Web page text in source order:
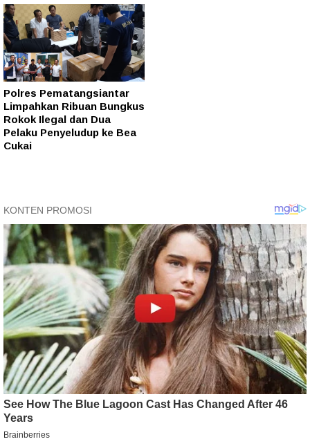
Polres Pematangsiantar
Limpahkan Ribuan Bungkus
Rokok Ilegal dan Dua
Pelaku Penyeludup ke Bea
Cukai